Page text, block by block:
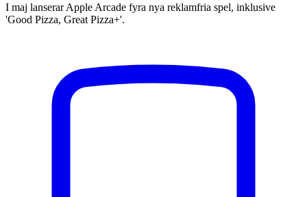
I maj lanserar Apple Arcade fyra nya reklamfria spel, inklusive
'Good Pizza, Great Pizza+'.